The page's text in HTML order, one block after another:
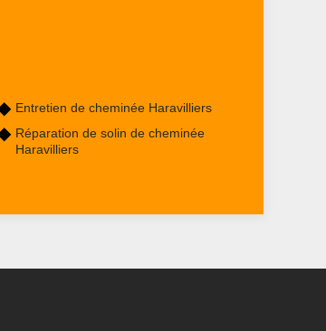
Entretien de cheminée Haravilliers
Réparation de solin de cheminée
Haravilliers